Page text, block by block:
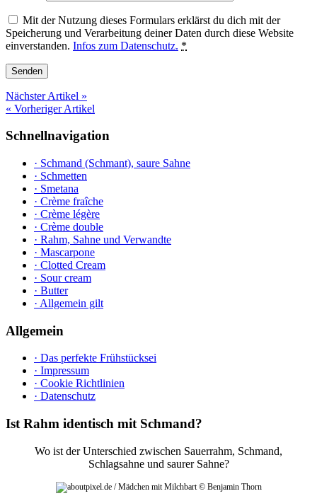
Mit der Nutzung dieses Formulars erklärst du dich mit der
Speicherung und Verarbeitung deiner Daten durch diese Website
einverstanden. Infos zum Datenschutz. *
Nächster Artikel »
« Vorheriger Artikel
Schnellnavigation
· Schmand (Schmant), saure Sahne
· Schmetten
· Smetana
· Crème fraîche
· Crème légère
· Crème double
· Rahm, Sahne und Verwandte
· Mascarpone
· Clotted Cream
· Sour cream
· Butter
· Allgemein gilt
Allgemein
· Das perfekte Frühstücksei
· Impressum
· Cookie Richtlinien
· Datenschutz
Ist Rahm identisch mit Schmand?
Wo ist der Unterschied zwischen Sauerrahm, Schmand,
Schlagsahne und saurer Sahne?